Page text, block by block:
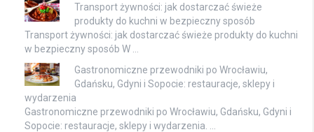
Transport żywności: jak dostarczać świeże
produkty do kuchni w bezpieczny sposób
Transport żywności: jak dostarczać świeże produkty do kuchni
w bezpieczny sposób W …
Gastronomiczne przewodniki po Wrocławiu,
Gdańsku, Gdyni i Sopocie: restauracje, sklepy i
wydarzenia
Gastronomiczne przewodniki po Wrocławiu, Gdańsku, Gdyni i
Sopocie: restauracje, sklepy i wydarzenia. …